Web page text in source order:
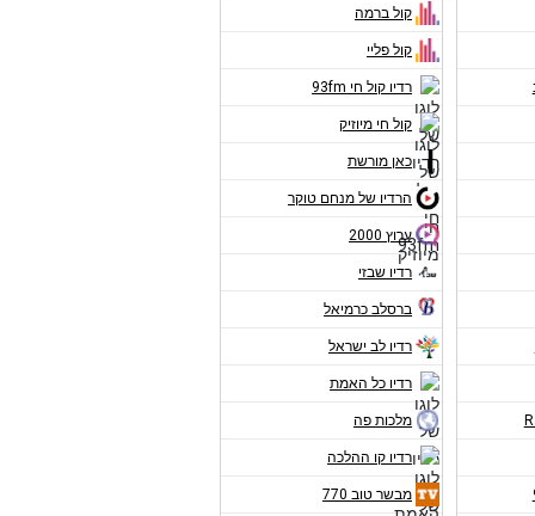
קול ברמה
קול פליי
רדיו קול חי 93fm
קול חי מיוזיק
כאן מורשת
הרדיו של מנחם טוקר
ערוץ 2000
רדיו שבזי
ברסלב כרמיאל
רדיו לב ישראל
רדיו כל האמת
מלכות פה
רדיו קו ההלכה
מבשר טוב 770